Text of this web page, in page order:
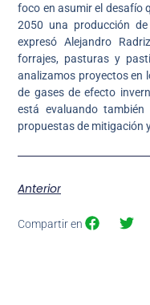
foco en asumir el desafío
2050 una producción
expresó Alejandro
forrajes, pasturas y
analizamos proyectos en
de gases de efecto
está evaluando
propuestas de mitigación
Anterior
Compartir en